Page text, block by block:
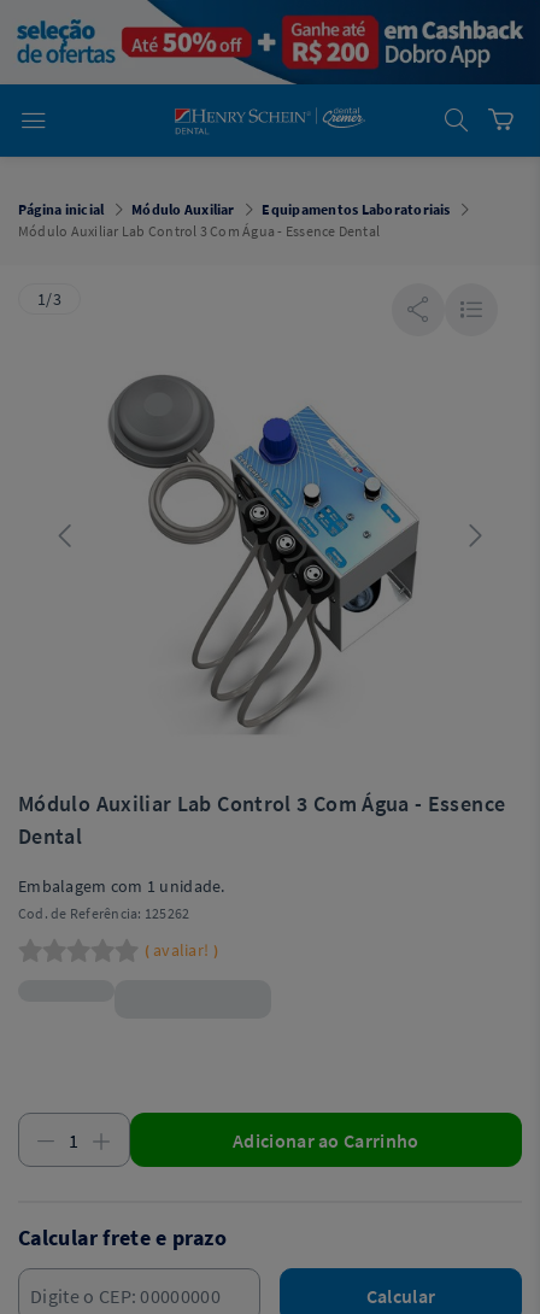
Dental
Cremer -
Henry Schein
Laboratório
Laboratório
Cremer -
Henry Schein
Você está
emDental
Cremer
Simples
Dental
Software
Odontológico
Página inicial Módulo Auxiliar
Equipamentos Laboratoriais
Módulo Auxiliar Lab Control 3 Com Água - Essence Dental
1/3
Módulo Auxiliar Lab Control 3 Com Água - Essence
Dental
Embalagem com 1 unidade.
Cod. de Referência: 125262
( avaliar! )
Adicionar ao Carrinho
Calcular frete e prazo
Calcular